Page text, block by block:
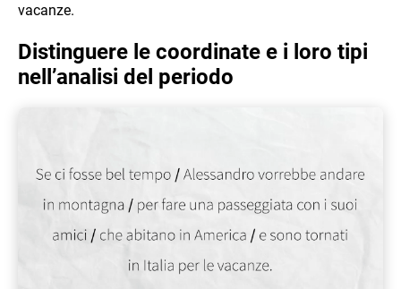
vacanze.
Distinguere le coordinate e i loro tipi
nell’analisi del periodo